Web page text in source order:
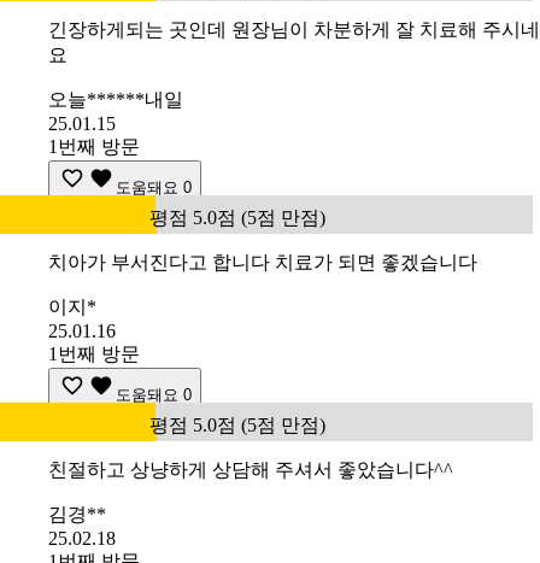
긴장하게되는 곳인데 원장님이 차분하게 잘 치료해 주시네
요
오늘******내일
25.01.15
1번째 방문
도움돼요 0
평점 5.0점 (5점 만점)
치아가 부서진다고 합니다 치료가 되면 좋겠습니다
이지*
25.01.16
1번째 방문
도움돼요 0
평점 5.0점 (5점 만점)
친절하고 상냥하게 상담해 주셔서 좋았습니다^^
김경**
25.02.18